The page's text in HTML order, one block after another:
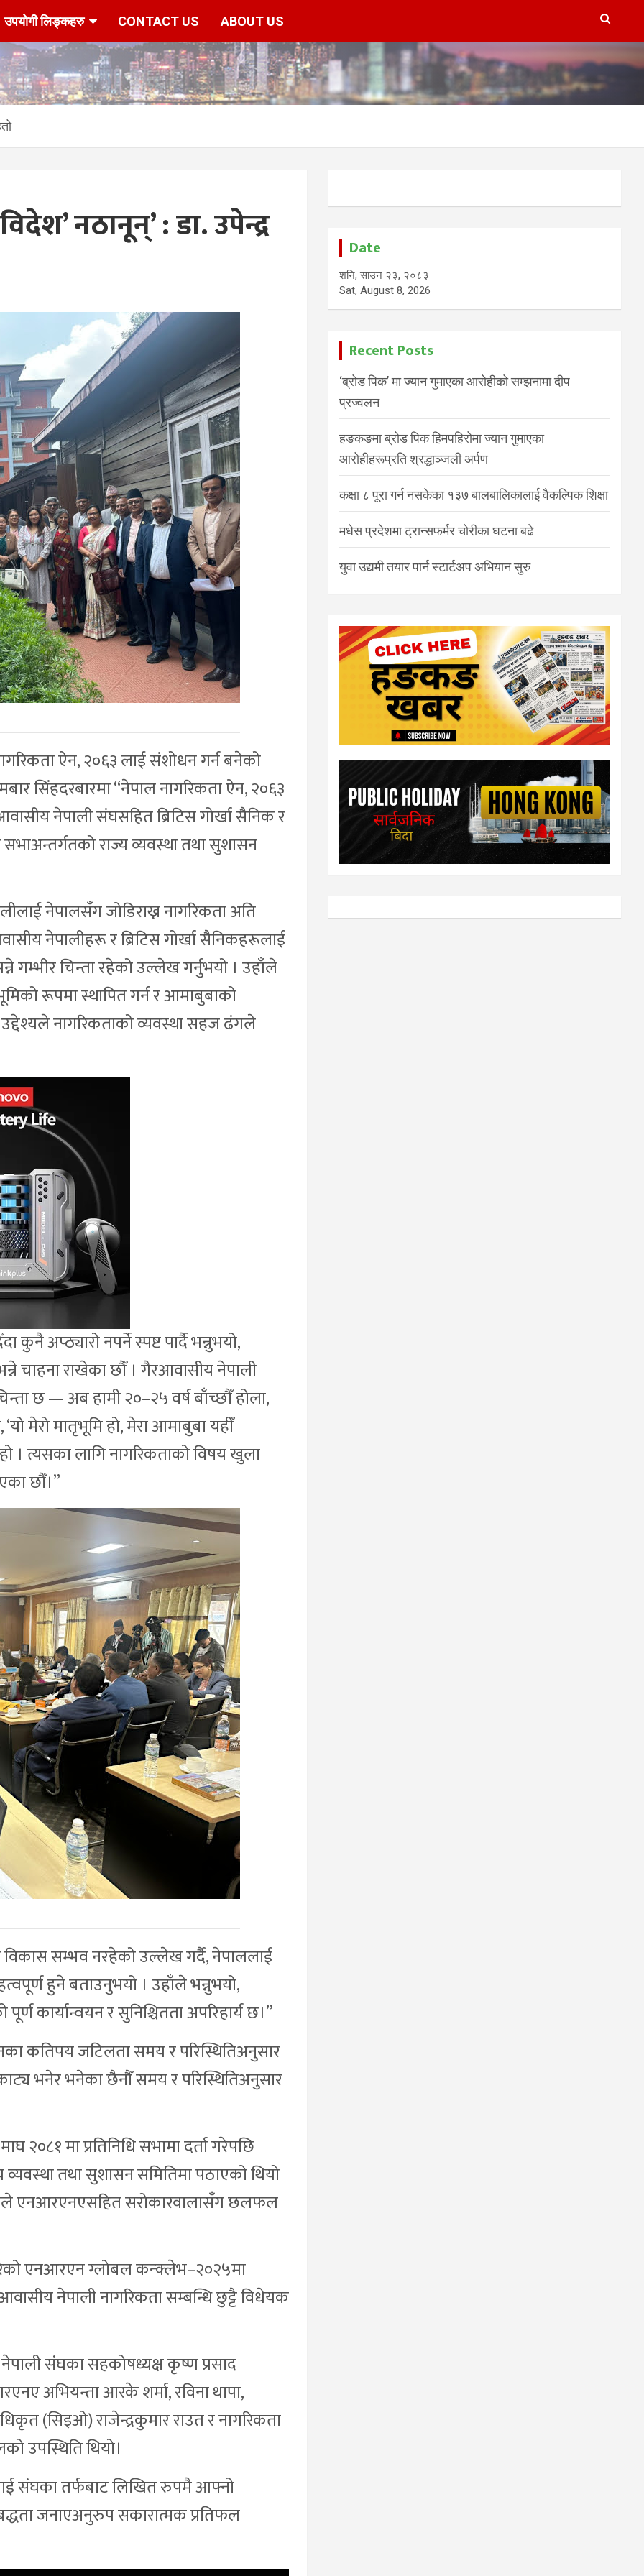
उपयोगी लिङ्कहरु CONTACT US ABOUT US
नठानून्’ : डा. उपेन्द्र
ऐन, २०६३ लाई संशोधन गर्न बनेको
सिंहदरबारमा “नेपाल नागरिकता ऐन, २०६३
नेपाली संघसहित ब्रिटिस गोर्खा सैनिक र
राज्य व्यवस्था तथा सुशासन
नेपालसँग जोडिराख्न नागरिकता अति
नेपालीहरू र ब्रिटिस गोर्खा सैनिकहरूलाई
गम्भीर चिन्ता रहेको उल्लेख गर्नुभयो । उहाँले
रूपमा स्थापित गर्न र आमाबुबाको
उद्देश्यले नागरिकताको व्यवस्था सहज ढंगले
अप्ठ्यारो नपर्ने स्पष्ट पार्दै भन्नुभयो,
चाहना राखेका छौँ । गैरआवासीय नेपाली
छ — अब हामी २०–२५ वर्ष बाँच्छौँ होला,
मेरो मातृभूमि हो, मेरा आमाबुबा यहीँ
। त्यसका लागि नागरिकताको विषय खुला
छौँ।”
विकास सम्भव नरहेको उल्लेख गर्दै, नेपाललाई
हुने बताउनुभयो । उहाँले भन्नुभयो,
कार्यान्वयन र सुनिश्चितता अपरिहार्य छ।”
कतिपय जटिलता समय र परिस्थितिअनुसार
भनेर भनेका छैनौँ समय र परिस्थितिअनुसार
मा प्रतिनिधि सभामा दर्ता गरेपछि
तथा सुशासन समितिमा पठाएको थियो
एनआरएनएसहित सरोकारवालासँग छलफल
एनआरएन ग्लोबल कन्क्लेभ–२०२५मा
नेपाली नागरिकता सम्बन्धि छुट्टै विधेयक
संघका सहकोषध्यक्ष कृष्ण प्रसाद
अभियन्ता आरके शर्मा, रविना थापा,
(सिइओ) राजेन्द्रकुमार राउत र नागरिकता
उपस्थिति थियो।
संघका तर्फबाट लिखित रुपमै आफ्नो
जनाएअनुरुप सकारात्मक प्रतिफल
Date
शनि, साउन २३, २०८३
Sat, August 8, 2026
Recent Posts
‘ब्रोड पिक’ मा ज्यान गुमाएका आरोहीको सम्झनामा दीप
प्रज्वलन
हङकङमा ब्रोड पिक हिमपहिरोमा ज्यान गुमाएका
आरोहीहरूप्रति श्रद्धाञ्जली अर्पण
कक्षा ८ पूरा गर्न नसकेका १३७ बालबालिकालाई वैकल्पिक शिक्षा
मधेस प्रदेशमा ट्रान्सफर्मर चोरीका घटना बढे
युवा उद्यमी तयार पार्न स्टार्टअप अभियान सुरु